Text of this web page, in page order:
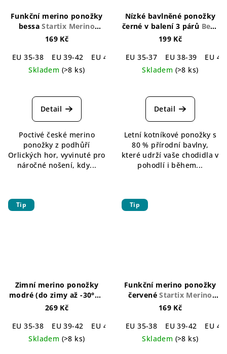
Funkční merino ponožky
bessaStartix Merino
Socks Bessa
169 Kč
EU 35-38
EU 39-42
EU 43-46
Skladem (>8 ks)
hodnocení
produktu
z
5
hvězdiček.
Detail
Poctivé české merino
ponožky z podhůří
Orlických hor, vyvinuté pro
náročné nošení, kdy...
Nízké bavlněné ponožky
černé v balení 3 párů Beth
Cotton Black Socks 3-
199 Kč
EU 35-37
EU 38-39
EU
Skladem (>8 ks)
hodnocení
produktu
z
5
hvězdiček.
Detail
Letní kotníkové ponožky s
80 % přírodní bavlny,
které udrží vaše chodidla v
pohodlí i během...
Tip
Zimní merino ponožky
modré (do zimy až -30°C )
Wito Winter Merino Socks
269 Kč
EU 35-38
EU 39-42
EU 43-46
Skladem (>8 ks)
Tip
Funkční merino ponožky
červenéStartix Merino
Socks Red
169 Kč
EU 35-38
EU 39-42
EU
Skladem (>8 ks)